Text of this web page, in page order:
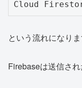
という流れになりま
Firebaseは送信さ